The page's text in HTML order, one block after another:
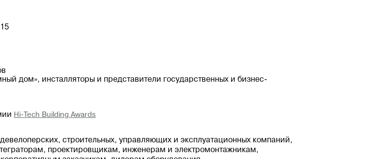
дом», инсталляторы и представители государственных и бизнес-
Hi-Tech Building Awards
строительных, управляющих и эксплуатационных компаний,
проектировщикам, инженерам и электромонтажникам,